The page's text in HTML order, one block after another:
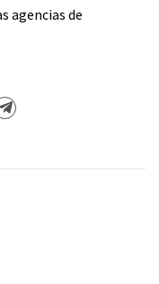
agencias de